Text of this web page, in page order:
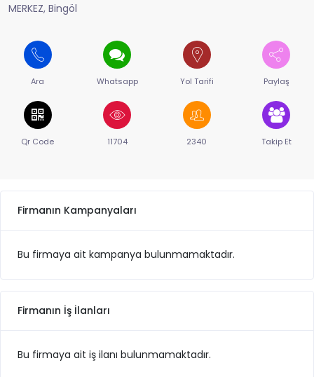
MERKEZ, Bingöl
Ara Whatsapp Yol Tarifi Paylaş
Qr Code 11704 2340 Takip Et
Firmanın Kampanyaları
Bu firmaya ait kampanya bulunmamaktadır.
Firmanın İş İlanları
Bu firmaya ait iş ilanı bulunmamaktadır.